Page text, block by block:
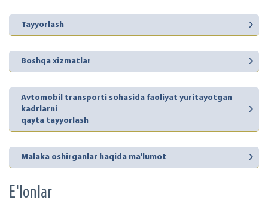
Tayyorlash
Boshqa xizmatlar
Avtomobil transporti sohasida faoliyat yuritayotgan
kadrlarni
qayta tayyorlash
Malaka oshirganlar haqida ma'lumot
E'lonlar